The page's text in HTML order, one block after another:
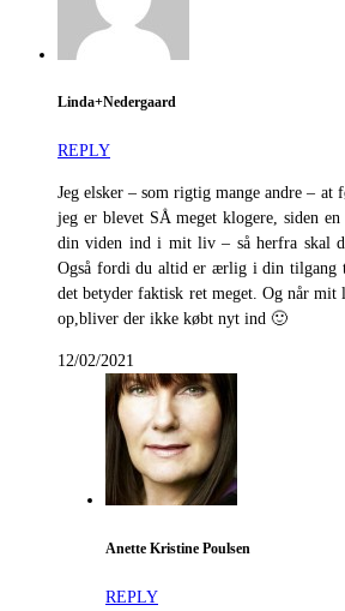
Linda+Nedergaard
REPLY
Jeg elsker – som rigtig mange andre –
jeg er blevet SÅ meget klogere, siden
din viden ind i mit liv – så herfra skal
Også fordi du altid er ærlig i din tilgang
det betyder faktisk ret meget. Og når mit
op,bliver der ikke købt nyt ind 🙂
12/02/2021
Anette Kristine Poulsen
REPLY